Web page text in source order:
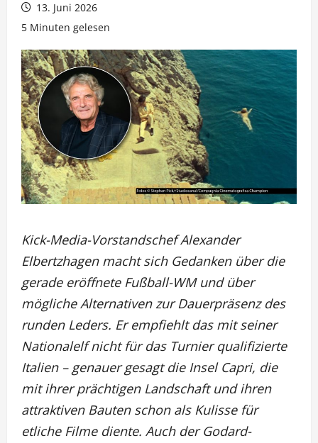
13. Juni 2026
5 Minuten gelesen
Kick-Media-Vorstandschef Alexander
Elbertzhagen macht sich Gedanken über die
gerade eröffnete Fußball-WM und über
mögliche Alternativen zur Dauerpräsenz des
runden Leders. Er empfiehlt das mit seiner
Nationalelf nicht für das Turnier qualifizierte
Italien – genauer gesagt die Insel Capri, die
mit ihrer prächtigen Landschaft und ihren
attraktiven Bauten schon als Kulisse für
etliche Filme diente. Auch der Godard-